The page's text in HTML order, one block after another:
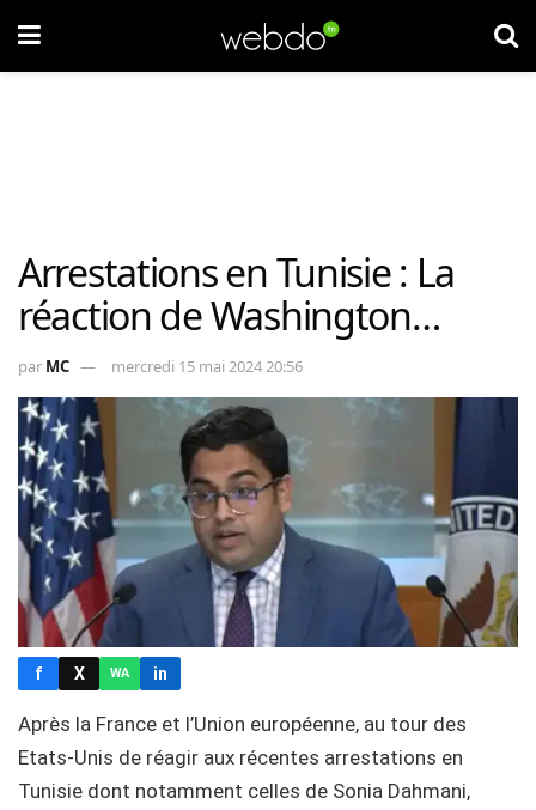
Arrestations en Tunisie : La
réaction de Washington…
par MC mercredi 15 mai 2024 20:56
f X WA in
Après la France et l’Union européenne, au tour des
Etats-Unis de réagir aux récentes arrestations en
Tunisie dont notamment celles de Sonia Dahmani,